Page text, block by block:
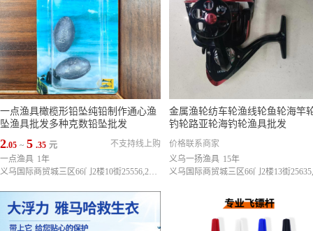
一点渔具橄榄形铅坠纯铅制作通心渔
坠渔具批发多种克数铅坠批发
2.05 ~ 5 .35 元
不支持线上购
一点渔具 1年
义乌国际商贸城三区66门2楼10街25556,25557
金属渔轮纺车轮渔线轮鱼轮海竿
钓轮路亚轮海钓轮渔具批发
价格联系商家
义乌一扬渔具 15年